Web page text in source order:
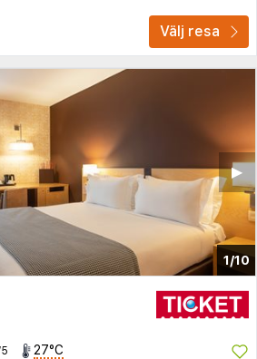
Välj resa
1/10
▶︎
27°C